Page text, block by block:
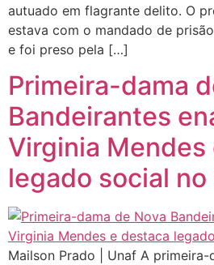
autuado em flagrante delito. O
estava com o mandado de
e foi preso pela […]
Primeira-dama
Bandeirantes
Virginia Mendes
legado social no
Mailson Prado | Unaf A primeira-